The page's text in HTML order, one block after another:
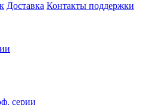
Доставка Контакты поддержки
серии